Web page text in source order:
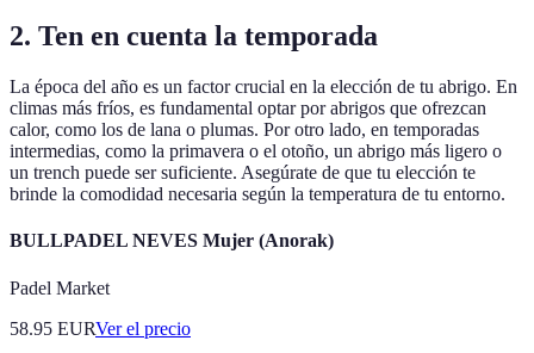
2. Ten en cuenta la temporada
La época del año es un factor crucial en la elección de tu abrigo. En
climas más fríos, es fundamental optar por abrigos que ofrezcan
calor, como los de lana o plumas. Por otro lado, en temporadas
intermedias, como la primavera o el otoño, un abrigo más ligero o
un trench puede ser suficiente. Asegúrate de que tu elección te
brinde la comodidad necesaria según la temperatura de tu entorno.
BULLPADEL NEVES Mujer (Anorak)
Padel Market
58.95 EURVer el precio